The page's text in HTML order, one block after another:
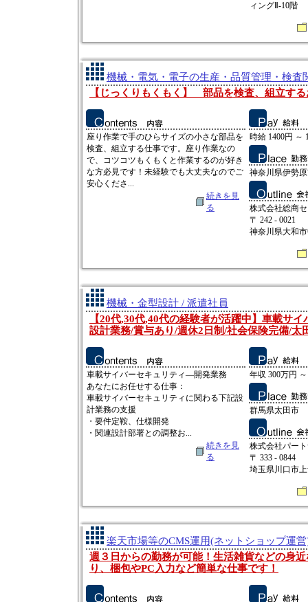
ィングⅡ-10階
機械・電気・電子の生産・品質管理・検査
【じっくりもくもく】 部品を検査、組立す
座り作業で手のひらサイズの小さな部品を
検査、組立する仕事です。座り作業なの
で、コツコツもくもくと作業するのが好き
な方必見です！未経験でも大丈夫なのでご
安心くださ...
続きを見
る
時給 1400円 ～
神奈川県伊勢
株式会社総商
〒 242 - 0021
神奈川県大和
機械・金型設計 / 派遣社員
【20代,30代,40代の経験者が活躍中】車載サ
設計業務/賞与あり/週休2日制/社会保険完備/太
車載サイバーセキュリティ―開発業務
あなたにお任せする仕事：
車載サイバーセキュリティに関わる下記設
計業務の支援
・要件定鞍、仕様開発
・関連設計部署との調整お...
続きを見
る
年収 300万円
群馬県太田市
株式会社パー
〒 333 - 0844
埼玉県川口市
楽天市場等のCMS運用(ネットショップ運
週３日からの勤務が可能！生活雑貨などの身
り、梱包やPC入力など簡単な仕事です！